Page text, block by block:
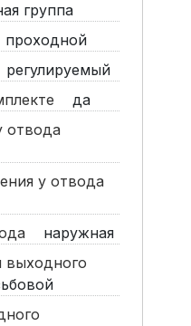
группа
проходной
регулируемый
да
отвода
у отвода
наружная
выходного